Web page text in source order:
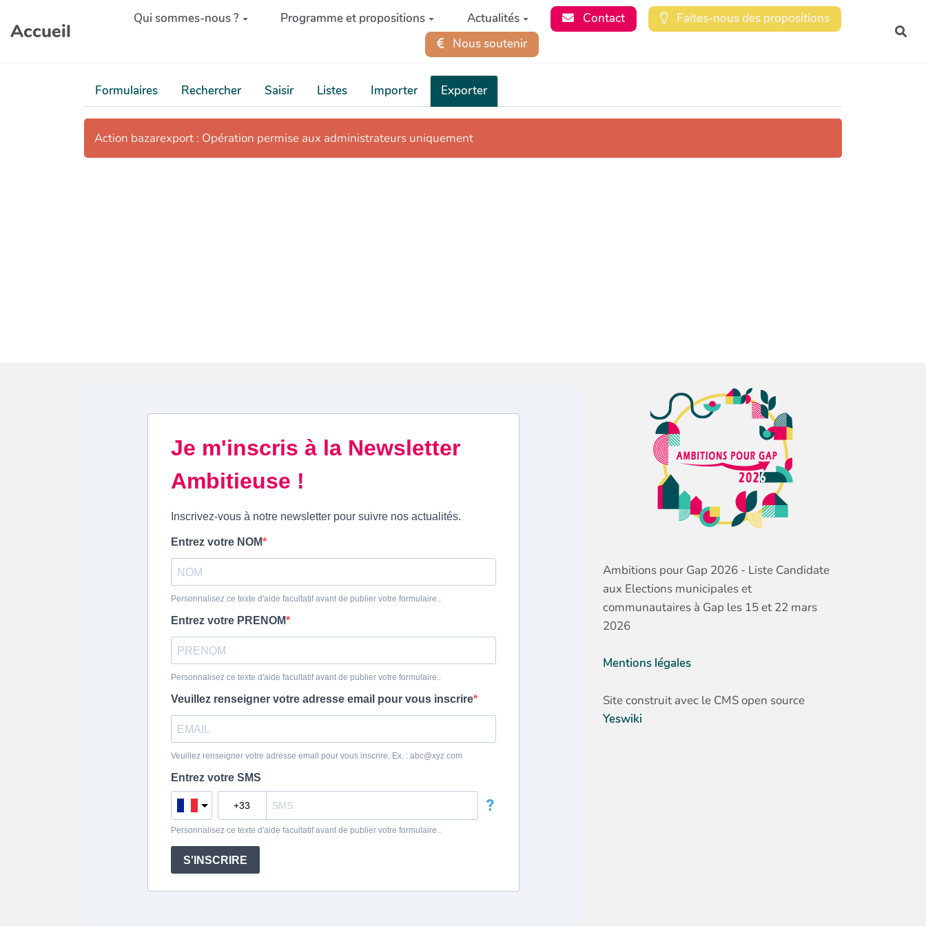
Aller au contenu principal
Accueil
Qui sommes-nous ? Programme et propositions Actualités Contact
Faites-nous des propositions
Nous soutenir
Formulaires Rechercher Saisir Listes Importer Exporter
Action bazarexport : Opération permise aux administrateurs uniquement
Ambitions pour Gap 2026 - Liste Candidate
aux Elections municipales et
communautaires à Gap les 15 et 22 mars
2026
Mentions légales
Site construit avec le CMS open source
Yeswiki